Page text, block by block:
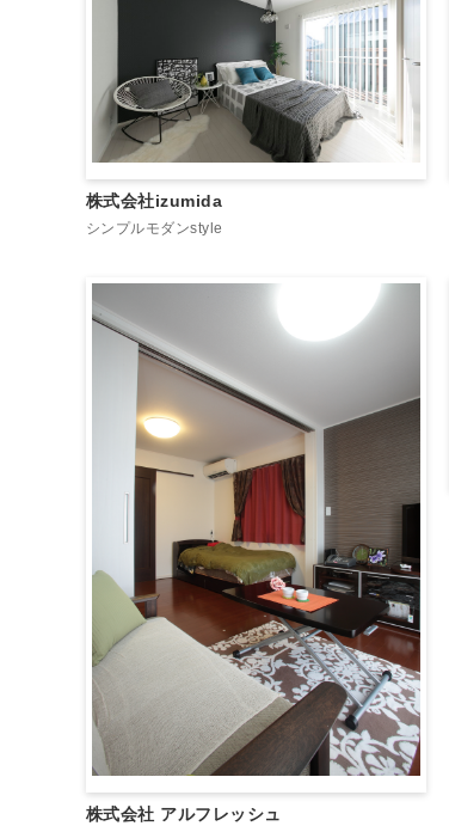
株式会社izumida
シンプルモダンstyle
株式会社 アルフレッシュ